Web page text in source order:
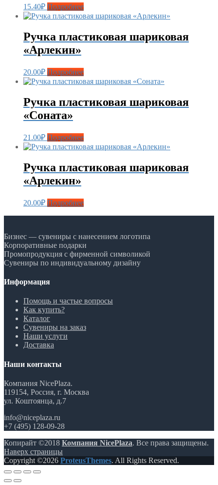
15.40₽ Подробнее
Ручка пластиковая шариковая
«Арлекин»
20.00₽ Подробнее
Ручка пластиковая шариковая
«Соната»
21.00₽ Подробнее
Ручка пластиковая шариковая
«Арлекин»
20.00₽ Подробнее
Бизнес — сувениры с нанесением логотипа
Корпоративные подарки
Промопродукция с фирменной символикой
Сувениры по индивидуальному дизайну
Информация
Помощь и частые вопросы
Как купить?
Каталог
Сувениры на заказ
Наши услуги
Доставка
Наши контакты
Компания NicePlaza.
119154, Россия, г. Москва
ул. Коштоянца, д.7
info@niceplaza.ru
+7 (495) 128-09-28
Копирайт ©2018 Компания NicePlaza. Все права защищены.
Наверх страницы
Copyright ©2026 ProteusThemes. All Rights Reserved.